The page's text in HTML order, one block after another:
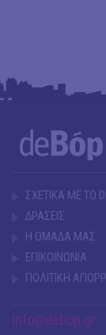
ΣΧΕΤΙΚΑ ΜΕ ΤΟ
ΔΡΑΣΕΙΣ
Η ΟΜΑΔΑ ΜΑΣ
ΕΠΙΚΟΙΝΩΝΙΑ
ΠΟΛΙΤΙΚΗ
info@debop.gr